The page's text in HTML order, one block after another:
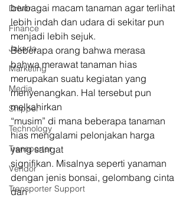
Driver
Finance
Jakarta
Marketing
Media
Shipper
Technology
Transporter
Vendor
Transporter Support
berbagai macam tanaman agar terlihat
lebih indah dan udara di sekitar pun
menjadi lebih sejuk.
Beberapa orang bahwa merasa
bahwa merawat tanaman hias
merupakan suatu kegiatan yang
menyenangkan. Hal tersebut pun
melkahirkan
“musim” di mana beberapa tanaman
hias mengalami pelonjakan harga
yang sangat
signifikan. Misalnya seperti yanaman
dengan jenis bonsai, gelombang cinta
dan